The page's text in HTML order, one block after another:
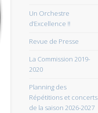
Un Orchestre
d’Excellence !!
Revue de Presse
La Commission 2019-
2020
Planning des
Répétitions et concerts
de la saison 2026-2027